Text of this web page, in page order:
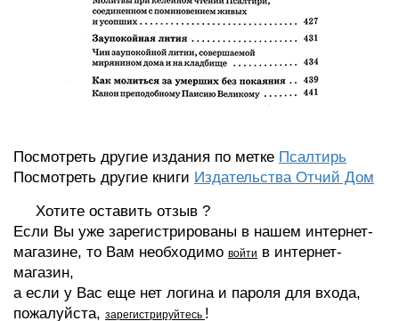
Посмотреть другие издания по метке Псалтирь
Посмотреть другие книги Издательства Отчий Дом
Хотите оставить отзыв ?
Если Вы уже зарегистрированы в нашем интернет-
магазине, то Вам необходимо войти в интернет-
магазин,
а если у Вас еще нет логина и пароля для входа,
пожалуйста, зарегистрируйтесь !